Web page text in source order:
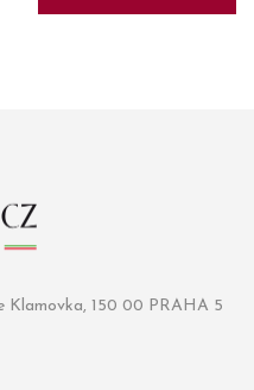
Klamovka, 150 00 PRAHA 5